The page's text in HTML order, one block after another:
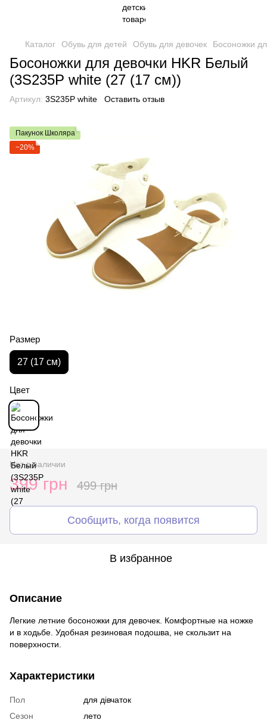
Каталог Обувь для детей Обувь для девочек Босоножки
Босоножки для девочки HKR Белый
(3S235P white (27 (17 см))
Артикул: 3S235P white Оставить отзыв
Пакунок Школяра
−20%
Размер
27 (17 см)
Цвет
Нет в наличии
399 грн 499 грн
Сообщить, когда появится
В избранное
Описание
Легкие летние босоножки для девочек. Комфортные на ножке
и в ходьбе. Удобная резиновая подошва, не скользит на
поверхности.
Характеристики
Пол
для дівчаток
Сезон
лето